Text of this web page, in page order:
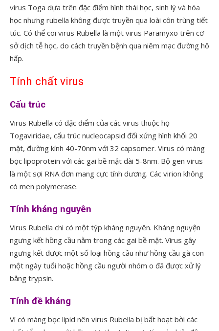
virus Toga dựa trên đặc điểm hình thái học, sinh lý và hóa
học nhưng rubella không được truyền qua loài côn trùng tiết
túc. Có thể coi virus Rubella là một virus Paramyxo trên cơ
sở dịch tễ học, do cách truyền bệnh qua niêm mạc đường hô
hấp.
Tính chất virus
Cấu trúc
Virus Rubella có đặc điểm của các virus thuộc họ
Togaviridae, cấu trúc nucleocapsid đối xứng hình khối 20
mặt, đường kính 40-70nm với 32 capsomer. Virus có màng
bọc lipoprotein với các gai bề mặt dài 5-8nm. Bộ gen virus
là một sợi RNA đơn mang cực tính dương. Các virion không
có men polymerase.
Tính kháng nguyên
Virus Rubella chi có một týp kháng nguyên. Kháng nguyện
ngưng kết hồng cầu nằm trong các gai bề mặt. Virus gây
ngưng kết được một số loại hồng cầu như hồng cầu gà con
một ngày tuổi hoặc hồng cầu người nhóm o đã được xử lý
bằng trypsin.
Tính đề kháng
Vì có màng bọc lipid nên virus Rubella bị bất hoạt bời các